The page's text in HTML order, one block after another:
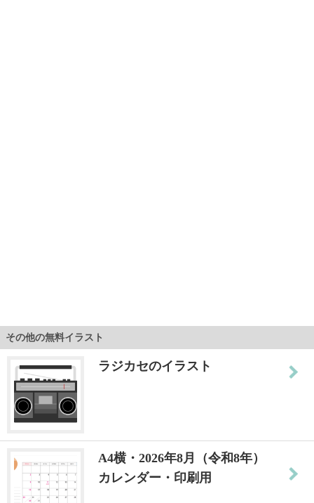
その他の無料イラスト
ラジカセのイラスト
A4横・2026年8月（令和8年）
カレンダー・印刷用